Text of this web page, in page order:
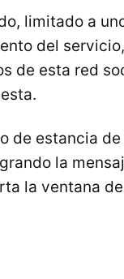
limitado a
del
de esta red
de estancia
la
la ventana